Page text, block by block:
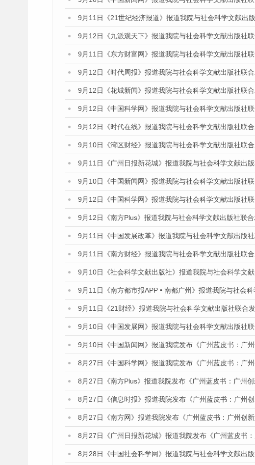
9月11日《21世纪经济报道》报道我院与社会科学文献出
9月12日《九派观天下》报道我院与社会科学文献出版社
9月11日《东方财富网》报道我院与社会科学文献出版社
9月12日《时代周报》报道我院与社会科学文献出版社联
9月12日《花城新闻》报道我院与社会科学文献出版社联
9月12日《中国科学网》报道我院与社会科学文献出版社
9月12日《时代在线》报道我院与社会科学文献出版社联
9月10日《湾区财经》报道我院与社会科学文献出版社联
9月11日《广州日报新花城》报道我院与社会科学文献出
9月10日《中国新闻网》报道我院与社会科学文献出版社
9月12日《中国科学网》报道我院与社会科学文献出版社
9月12日《南方Plus》报道我院与社会科学文献出版社联
9月11日《中国发展改革》报道我院与社会科学文献出版
9月11日《南方财经》报道我院与社会科学文献出版社联
9月10日《社会科学文献出版社》报道我院与社会科学文
9月11日《南方都市报APP • 南都广州》报道我院与社会
9月11日《21财经》报道我院与社会科学文献出版社联合
9月10日《中国发展网》报道我院与社会科学文献出版社
9月10日《中国新闻网》报道我院发布《广州蓝皮书：广
8月27日《中国科学网》报道我院发布《广州蓝皮书：广
8月27日《南方Plus》报道我院发布《广州蓝皮书：广州
8月27日《信息时报》报道我院发布《广州蓝皮书：广州
8月27日《南方网》报道我院发布《广州蓝皮书：广州创
8月27日《广州日报新花城》报道我院发布《广州蓝皮书
8月28日《中国社会科学网》报道我院与社会科学文献出